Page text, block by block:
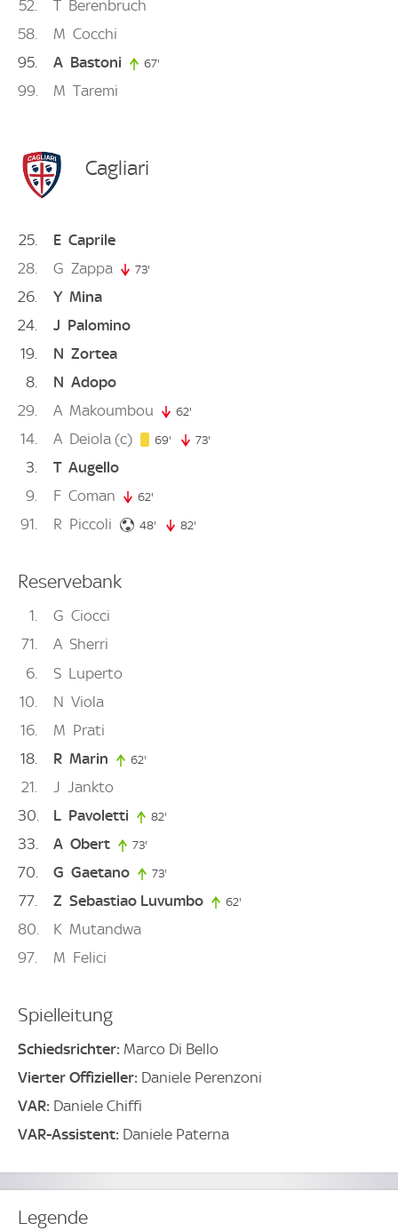
52 T Berenbruch
58
M Cocchi
95
A Bastoni 67'
99 M Taremi
Cagliari
25 E Caprile
28
G Zappa 73'
26 Y Mina
24
J Palomino
19
N Zortea
8
N Adopo
29
A Makoumbou 62'
14 A Deiola (c) 69' 69. minute
73'
3 T Augello
9
F Coman 62'
91 R Piccoli 48' 48. minute
82'
Reservebank
1 G Ciocci
71
A Sherri
6
S Luperto
10
N Viola
16
M Prati
18
R Marin 62'
21 J
Jankto
30
L Pavoletti 82'
33 A Obert 73'
70 G Gaetano 73'
77 Z Sebastiao Luvumbo 62'
80 K Mutandwa
97
M Felici
Spielleitung
Schiedsrichter: Marco Di Bello
Vierter Offizieller: Daniele Perenzoni
VAR: Daniele Chiffi
VAR-Assistent: Daniele Paterna
Legende